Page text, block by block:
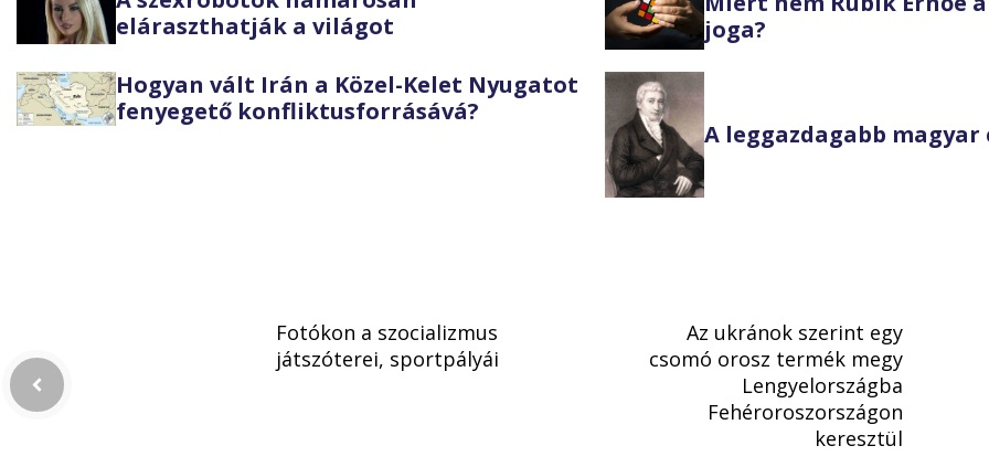
eláraszthatják a világot
joga?
Hogyan vált Irán a Közel-Kelet Nyugatot
fenyegető konfliktusforrásává?
A leggazdagabb magyar
Fotókon a szocializmus
játszóterei, sportpályái
Az ukránok szerint egy
csomó orosz termék megy
Lengyelországba
Fehéroroszországon
keresztül